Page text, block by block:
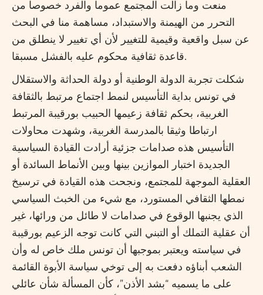
منعت وما زالت المجتمع عموما والفرد خصوصا من
التحرر من الهيمنة والاستبداد، مساهمة منا في البحث
عن سبل واقعية وقيمية للتغيير لأن أي تغيير لا ينطلق من
قاعدة ثقافية محكوم عليه بالفشل مسبقا.
شكلت تجربة الدولة الوطنية أو دولة الحداثة والاستقلال
في تونس بداية التأسيس لنمط اجتماع مرتبط بالثقافة
الغربية، بحكم ثقافة زعيمها الحبيب بورقيبة المرتبط
ارتباطا وثيقا بالمدرسة الغربية، وشهدت محاولات
التأسيس هذه صدامات جزئية أرادت القيادة السياسية
الجديدة اختبار الموازين بينها وبين الأنماط السائدة أو
العقلية الموجهة للمجتمع، ونجحت هذه القيادة في ترسيخ
نمطها الثقافي المستورد، مع شيء من الخبث السياسي
الذي يجنبها الوقوع في صدامات لا طائل من ورائها، غير
أن عقلية التملك أو التبني التي كانت توجه الزعيم بورقيبة
في سياسته ويعتبر بموجبها أن تونس ملك خاص له وأن
الشعب أبناؤه دفعت به إلى توخي سياسة الأبوة القائمة
على ما يسميه “بشد الأذن”، كأن المسألة شأن عائلي